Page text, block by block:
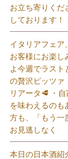
お立ち寄りくだ
しております！
イタリアフェア
お客様にお楽し
よ今週でラスト
の贅沢ピッツァ
リアータ🥩 ・
を味わえるのも
方も、「もう一
お見逃しなく⁡
本日の日本酒紹